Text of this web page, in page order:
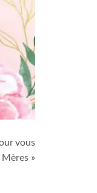
vous
»